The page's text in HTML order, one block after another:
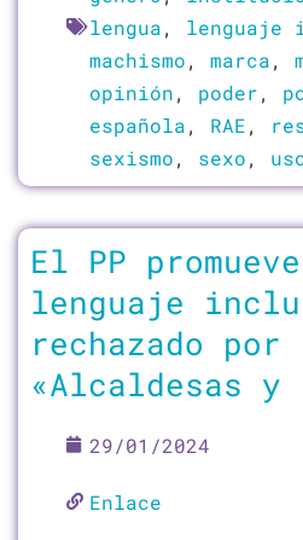
lengua, lenguaje
machismo, marca,
opinión, poder,
española, RAE,
sexismo, sexo,
El PP
lenguaje
rechazado por
«Alcaldesas y
29/01/2024
Enlace